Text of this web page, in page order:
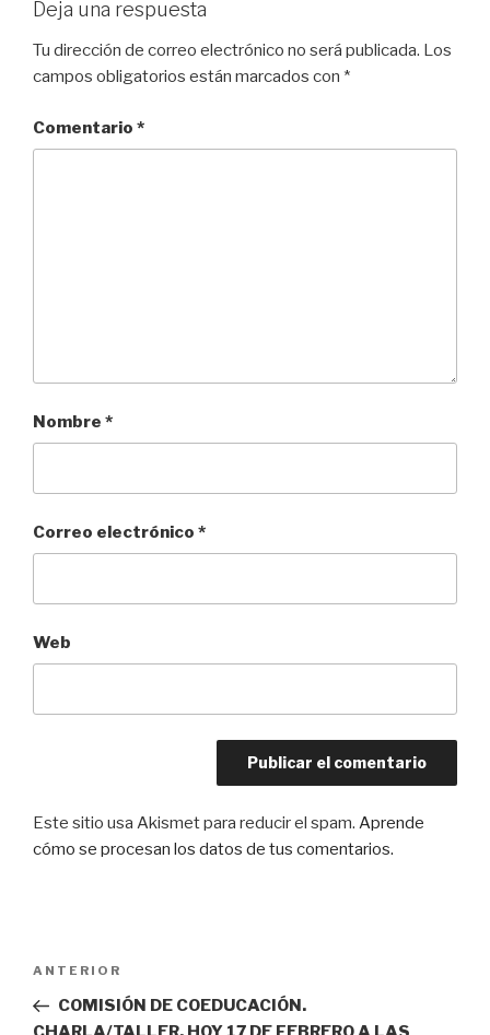
Deja una respuesta
Tu dirección de correo electrónico no será publicada. Los
campos obligatorios están marcados con *
Comentario *
Nombre *
Correo electrónico *
Web
Este sitio usa Akismet para reducir el spam. Aprende
cómo se procesan los datos de tus comentarios.
entradas
Entrada
anterior:
ANTERIOR
COMISIÓN DE COEDUCACIÓN.